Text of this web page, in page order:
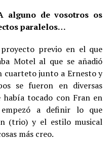
alguno de vosotros os
paralelos…
previo en el que
Motel al que se añadió
cuarteto junto a Ernesto y
se fueron en diversas
había tocado con Fran en
a definir lo que
(trio) y el estilo musical
más creo.